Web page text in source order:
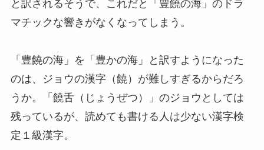
と訳されるそうで、これだと「豊饒の海」のドラ
マチックな響きがなくなってしまう。
「豊饒の海」を「豊かの海」と訳すようになった
のは、ジョウの漢字（饒）が難しすぎるからだろ
うか。「饒舌（じょうぜつ）」のジョウとしては
残っているが、読めても書ける人は少ない漢字検
定１級漢字。